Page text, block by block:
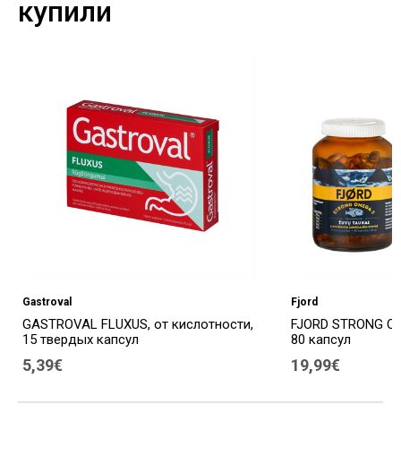
купили
Gastroval
GASTROVAL FLUXUS, от кислотности,
15 твердых капсул
5,39€
Fjord
FJORD STRONG
80 капсул
19,99€